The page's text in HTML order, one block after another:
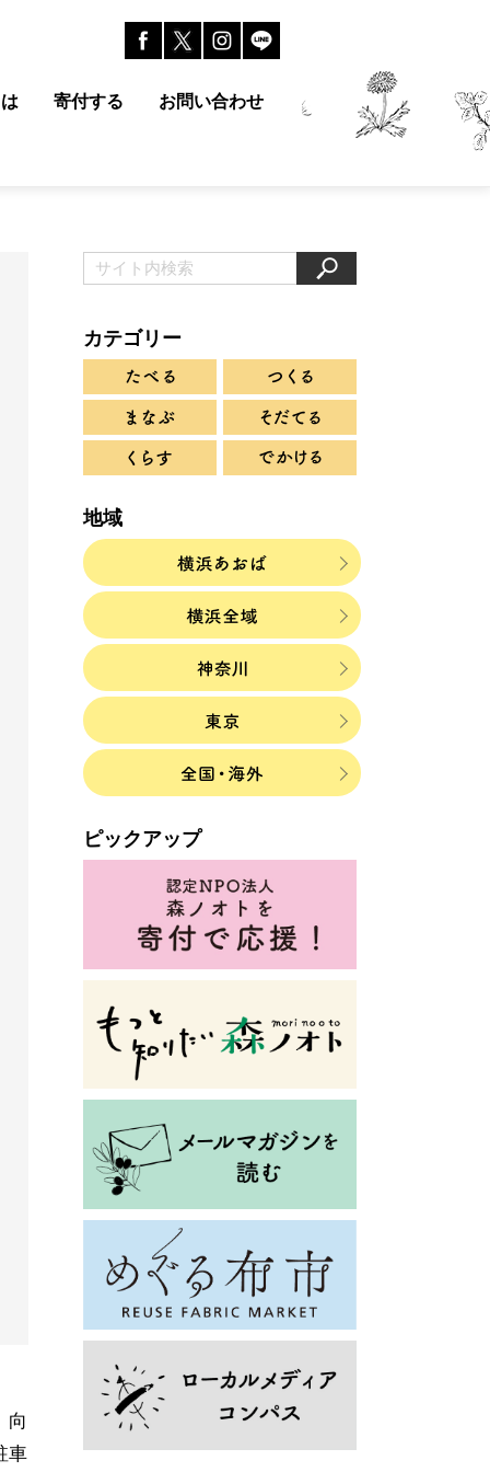
寄付する お問い合わせ
向
車
カテゴリー
地域
ピックアップ